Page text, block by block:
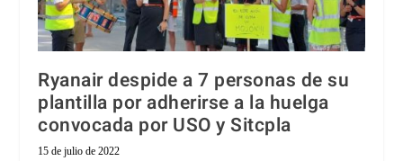
Ryanair despide a 7 personas de su
plantilla por adherirse a la huelga
convocada por USO y Sitcpla
15 de julio de 2022